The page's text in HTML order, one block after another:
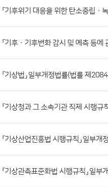
시
판
목
록
호,
등
록
부
첨
일,
「기후위기 대응을 위한 탄소중립ㆍ
「기후ㆍ기후변화 감시 및 예측 등에
「기상법」 일부개정법률(법률 제
「기상청과 그 소속기관 직제 시행규
「기상산업진흥법 시행규칙」 일부개
「기상관측표준화법 시행규칙」 일부